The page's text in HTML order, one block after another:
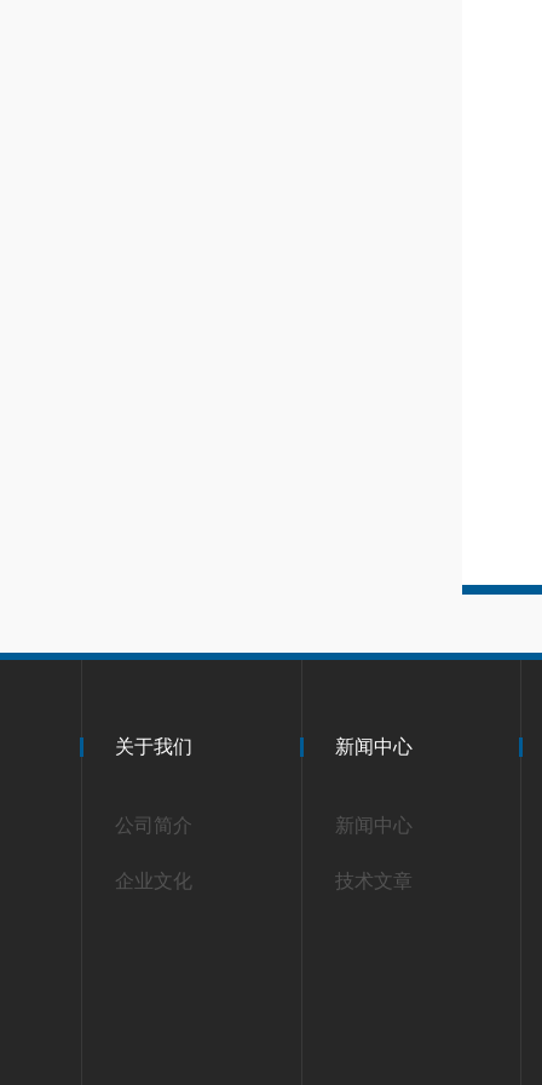
关于我们
公司简介
企业文化
新闻中心
新闻中心
技术文章